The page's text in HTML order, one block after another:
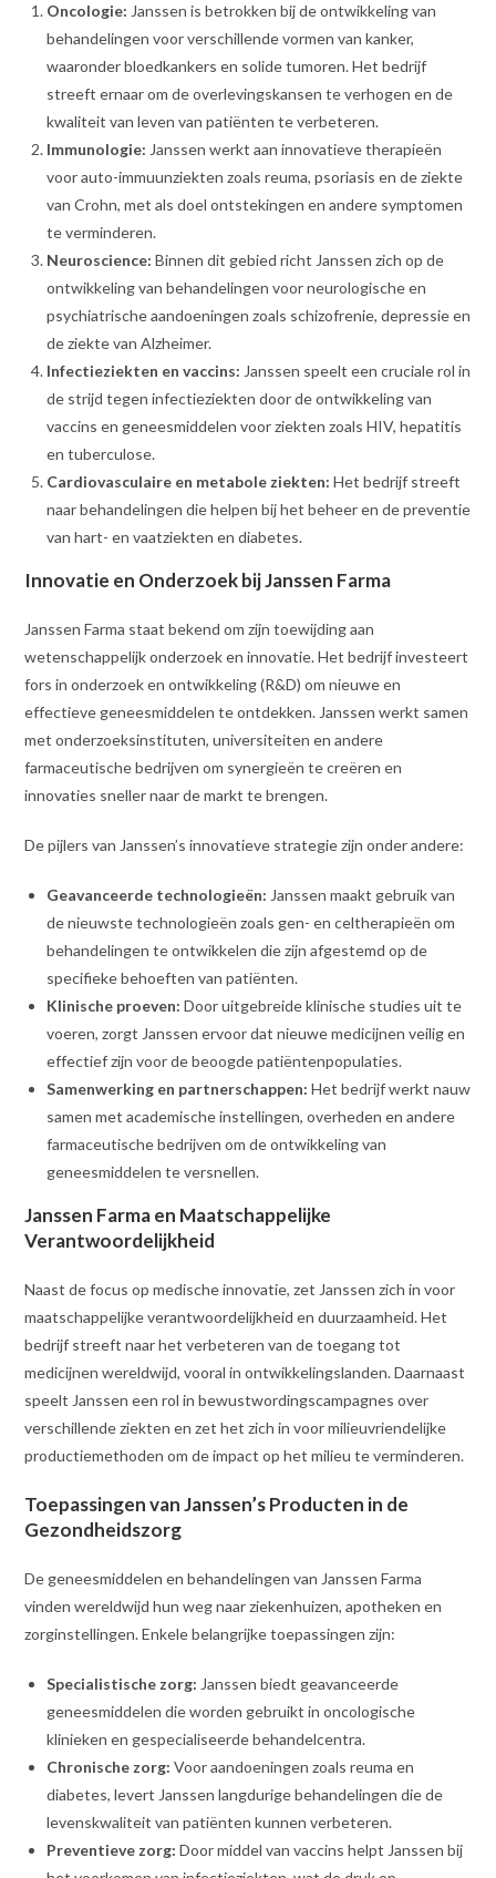
Oncologie: Janssen is betrokken bij de ontwikkeling van
behandelingen voor verschillende vormen van kanker,
waaronder bloedkankers en solide tumoren. Het bedrijf
streeft ernaar om de overlevingskansen te verhogen en de
kwaliteit van leven van patiënten te verbeteren.
Immunologie: Janssen werkt aan innovatieve therapieën
voor auto-immuunziekten zoals reuma, psoriasis en de ziekte
van Crohn, met als doel ontstekingen en andere symptomen
te verminderen.
Neuroscience: Binnen dit gebied richt Janssen zich op de
ontwikkeling van behandelingen voor neurologische en
psychiatrische aandoeningen zoals schizofrenie, depressie en
de ziekte van Alzheimer.
Infectieziekten en vaccins: Janssen speelt een cruciale rol in
de strijd tegen infectieziekten door de ontwikkeling van
vaccins en geneesmiddelen voor ziekten zoals HIV, hepatitis
en tuberculose.
Cardiovasculaire en metabole ziekten: Het bedrijf streeft
naar behandelingen die helpen bij het beheer en de preventie
van hart- en vaatziekten en diabetes.
Innovatie en Onderzoek bij Janssen Farma
Janssen Farma staat bekend om zijn toewijding aan
wetenschappelijk onderzoek en innovatie. Het bedrijf investeert
fors in onderzoek en ontwikkeling (R&D) om nieuwe en
effectieve geneesmiddelen te ontdekken. Janssen werkt samen
met onderzoeksinstituten, universiteiten en andere
farmaceutische bedrijven om synergieën te creëren en
innovaties sneller naar de markt te brengen.
De pijlers van Janssen’s innovatieve strategie zijn onder andere:
Geavanceerde technologieën: Janssen maakt gebruik van
de nieuwste technologieën zoals gen- en celtherapieën om
behandelingen te ontwikkelen die zijn afgestemd op de
specifieke behoeften van patiënten.
Klinische proeven: Door uitgebreide klinische studies uit te
voeren, zorgt Janssen ervoor dat nieuwe medicijnen veilig en
effectief zijn voor de beoogde patiëntenpopulaties.
Samenwerking en partnerschappen: Het bedrijf werkt nauw
samen met academische instellingen, overheden en andere
farmaceutische bedrijven om de ontwikkeling van
geneesmiddelen te versnellen.
Janssen Farma en Maatschappelijke
Verantwoordelijkheid
Naast de focus op medische innovatie, zet Janssen zich in voor
maatschappelijke verantwoordelijkheid en duurzaamheid. Het
bedrijf streeft naar het verbeteren van de toegang tot
medicijnen wereldwijd, vooral in ontwikkelingslanden. Daarnaast
speelt Janssen een rol in bewustwordingscampagnes over
verschillende ziekten en zet het zich in voor milieuvriendelijke
productiemethoden om de impact op het milieu te verminderen.
Toepassingen van Janssen’s Producten in de
Gezondheidszorg
De geneesmiddelen en behandelingen van Janssen Farma
vinden wereldwijd hun weg naar ziekenhuizen, apotheken en
zorginstellingen. Enkele belangrijke toepassingen zijn:
Specialistische zorg: Janssen biedt geavanceerde
geneesmiddelen die worden gebruikt in oncologische
klinieken en gespecialiseerde behandelcentra.
Chronische zorg: Voor aandoeningen zoals reuma en
diabetes, levert Janssen langdurige behandelingen die de
levenskwaliteit van patiënten kunnen verbeteren.
Preventieve zorg: Door middel van vaccins helpt Janssen bij